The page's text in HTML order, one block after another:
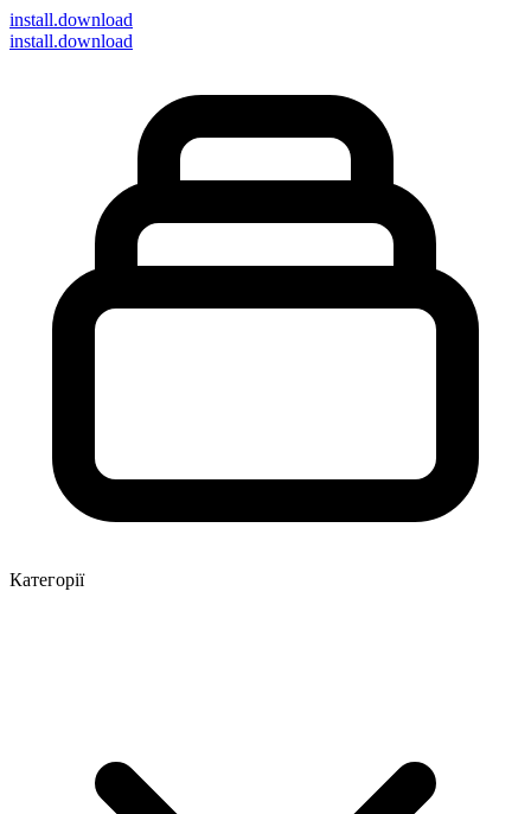
install.download
install.download
Категорії